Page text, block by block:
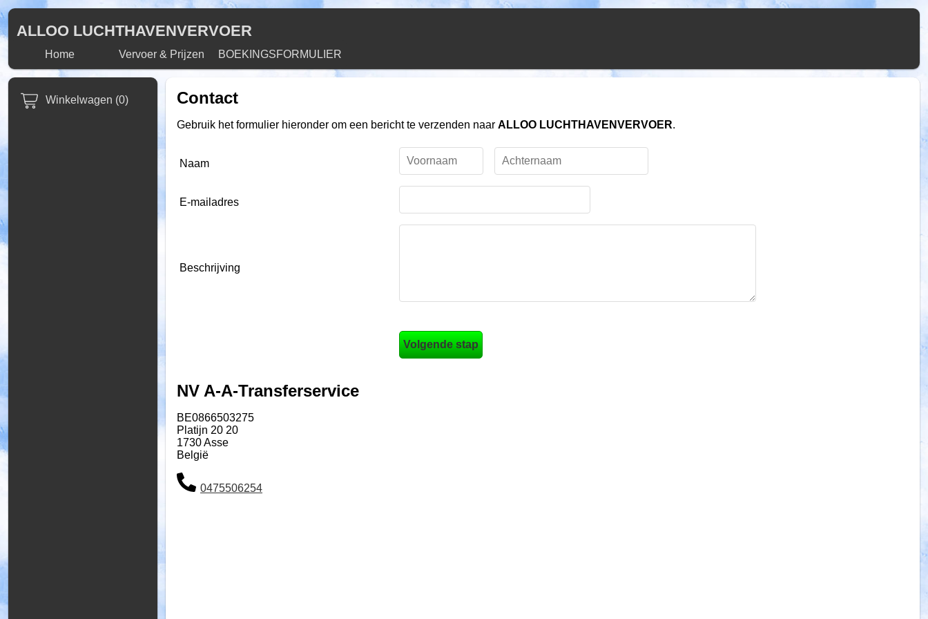
ALLOO LUCHTHAVENVERVOER
Home Vervoer & Prijzen BOEKINGSFORMULIER
Winkelwagen (0) Contact
Gebruik het formulier hieronder om een bericht te verzenden naar ALLOO LUCHTHAVENVERVOER.
Naam
E-mailadres
Beschrijving
NV A-A-Transferservice
BE0866503275
Platijn 20 20
1730 Asse
België
0475506254